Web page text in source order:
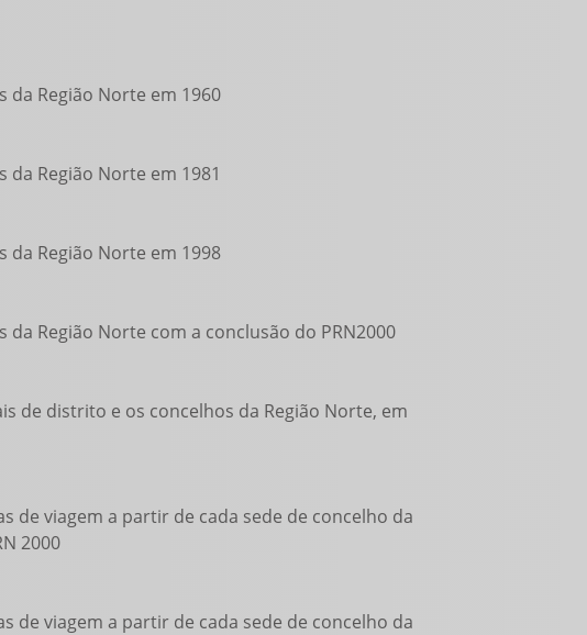
da Região Norte em 1960
Região Norte em 1981
da Região Norte em 1998
Região Norte com a conclusão do PRN2000
de distrito e os concelhos da Região Norte, em
de viagem a partir de cada sede de concelho da
2000
de viagem a partir de cada sede de concelho da